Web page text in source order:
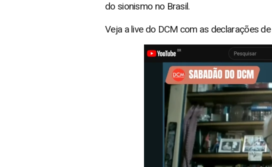
do sionismo no Brasil.
Veja a live do DCM com as declarações de